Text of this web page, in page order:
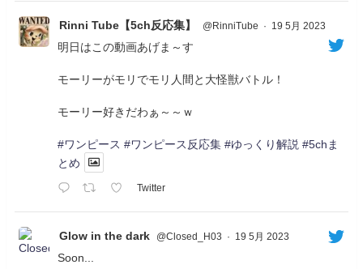
Rinni Tube【5ch反応集】 @RinniTube · 19 5月 2023
明日はこの動画あげま～す
モーリーがモリでモリ人間と大怪獣バトル！
モーリー好きだわぁ～～ｗ
#ワンピース #ワンピース反応集 #ゆっくり解説 #5chま
とめ
Twitter
Glow in the dark @Closed_H03 · 19 5月 2023
Soon...